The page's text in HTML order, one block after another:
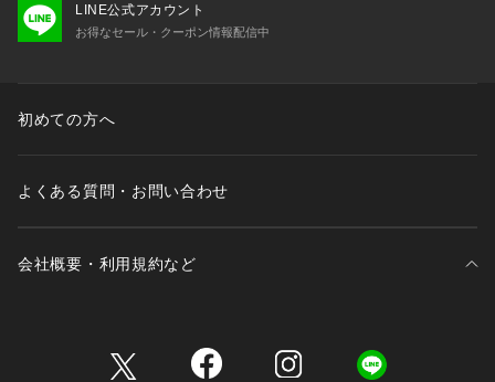
上、お届け予定時期が前後する場合もございますので、予めご
了承下さい。
LINE公式アカウント
お得なセール・クーポン情報配信中
初めての方へ
よくある質問・お問い合わせ
会社概要・利用規約など